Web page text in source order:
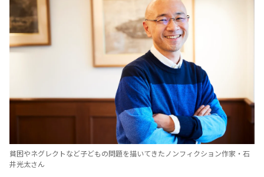
貧困やネグレクトなど子どもの問題を描いてきたノンフィクション作家・石
井光太さん